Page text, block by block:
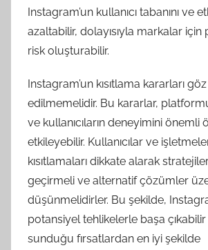
Instagram’un kullanıcı tabanını ve
azaltabilir, dolayısıyla markalar
risk oluşturabilir.
Instagram’un kısıtlama kararları göz
edilmemelidir. Bu kararlar,
ve kullanıcıların deneyimini önemli
etkileyebilir. Kullanıcılar ve
kısıtlamaları dikkate alarak
geçirmeli ve alternatif çözümler
düşünmelidirler. Bu şekilde,
potansiyel tehlikelerle başa
sunduğu fırsatlardan en iyi şekilde